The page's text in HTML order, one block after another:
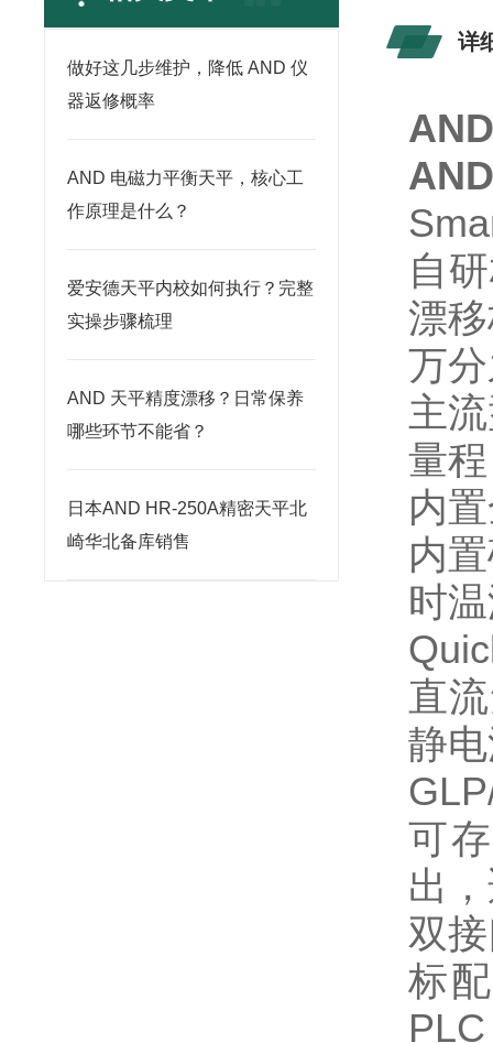
做好这几步维护，降低 AND 仪
器返修概率
AND 电磁力平衡天平，核心工
作原理是什么？
爱安德天平内校如何执行？完整
实操步骤梳理
AND 天平精度漂移？日常保养
哪些环节不能省？
日本AND HR-250A精密天平北
崎华北备库销售
详
自
漂
万
主
量
内
内
时
直
静
可
出
双
标